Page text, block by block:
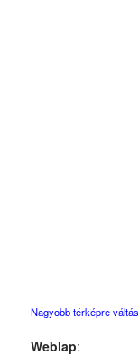
Nagyobb térképre váltás
Weblap: